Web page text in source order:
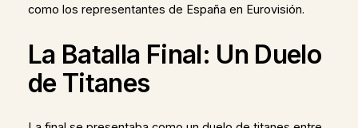
como los representantes de España en Eurovisión.
La Batalla Final: Un Duelo
de Titanes